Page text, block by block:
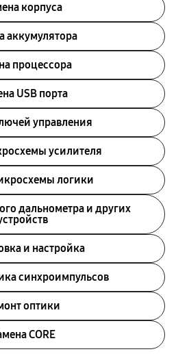
корпуса
аккумулятора
процессора
USB порта
управления
усилителя
логики
дальнометра и других
и настройка
синхроимпульсов
оптики
CORE